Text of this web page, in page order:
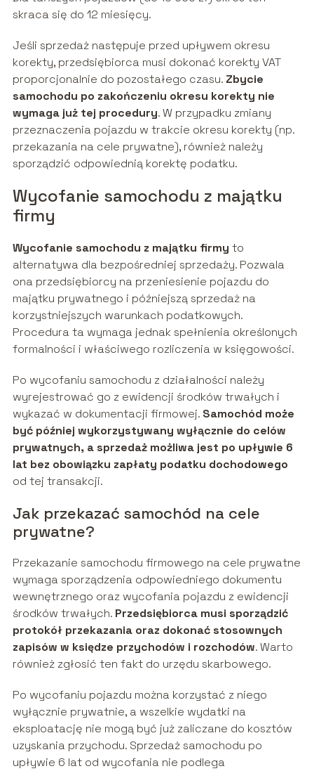
skraca się do 12 miesięcy.
Jeśli sprzedaż następuje przed upływem okresu
korekty, przedsiębiorca musi dokonać korekty VAT
proporcjonalnie do pozostałego czasu. Zbycie
samochodu po zakończeniu okresu korekty nie
wymaga już tej procedury. W przypadku zmiany
przeznaczenia pojazdu w trakcie okresu korekty (np.
przekazania na cele prywatne), również należy
sporządzić odpowiednią korektę podatku.
Wycofanie samochodu z majątku
firmy
Wycofanie samochodu z majątku firmy to
alternatywa dla bezpośredniej sprzedaży. Pozwala
ona przedsiębiorcy na przeniesienie pojazdu do
majątku prywatnego i późniejszą sprzedaż na
korzystniejszych warunkach podatkowych.
Procedura ta wymaga jednak spełnienia określonych
formalności i właściwego rozliczenia w księgowości.
Po wycofaniu samochodu z działalności należy
wyrejestrować go z ewidencji środków trwałych i
wykazać w dokumentacji firmowej. Samochód może
być później wykorzystywany wyłącznie do celów
prywatnych, a sprzedaż możliwa jest po upływie 6
lat bez obowiązku zapłaty podatku dochodowego
od tej transakcji.
Jak przekazać samochód na cele
prywatne?
Przekazanie samochodu firmowego na cele prywatne
wymaga sporządzenia odpowiedniego dokumentu
wewnętrznego oraz wycofania pojazdu z ewidencji
środków trwałych. Przedsiębiorca musi sporządzić
protokół przekazania oraz dokonać stosownych
zapisów w księdze przychodów i rozchodów. Warto
również zgłosić ten fakt do urzędu skarbowego.
Po wycofaniu pojazdu można korzystać z niego
wyłącznie prywatnie, a wszelkie wydatki na
eksploatację nie mogą być już zaliczane do kosztów
uzyskania przychodu. Sprzedaż samochodu po
upływie 6 lat od wycofania nie podlega